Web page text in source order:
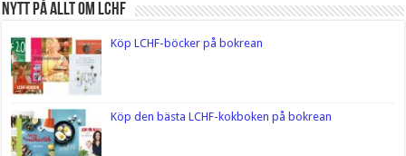
Nytt på Allt om LCHF
Köp LCHF-böcker på bokrean
Köp den bästa LCHF-kokboken på bokrean